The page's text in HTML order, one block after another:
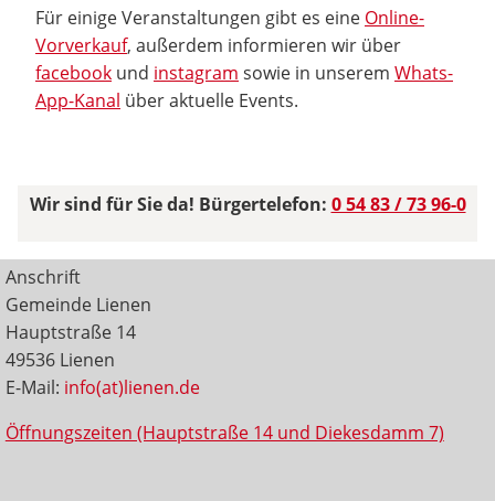
Für einige Veranstaltungen gibt es eine Online-
Vorverkauf, außerdem informieren wir über
facebook und instagram sowie in unserem Whats-
App-Kanal über aktuelle Events.
Wir sind für Sie da! Bürgertelefon: 0 54 83 / 73 96-0
Anschrift
Gemeinde Lienen
Hauptstraße 14
49536 Lienen
E-Mail: info(at)lienen.de
Öffnungszeiten (Hauptstraße 14 und Diekesdamm 7)